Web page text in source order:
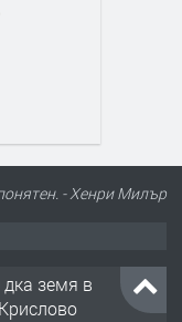
- Хенри Милър
супер
169 500 €.